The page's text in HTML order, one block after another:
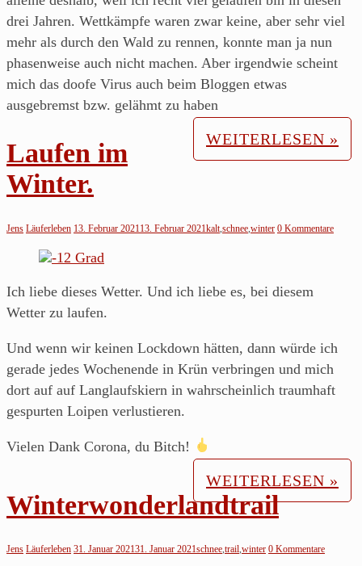
drei Jahren. Wettkämpfe waren zwar keine, aber sehr viel
mehr als durch den Wald zu rennen, konnte man ja nun
phasenweise auch nicht machen. Aber irgendwie scheint
mich das doofe Virus auch beim Bloggen etwas
ausgebremst bzw. gelähmt zu haben
WEITERLESEN »
Laufen im
Winter.
Jens Läuferleben 13. Februar 2021 13. Februar 2021kalt schnee winter 0 Kommentare
Ich liebe dieses Wetter. Und ich liebe es, bei diesem
Wetter zu laufen.
Und wenn wir keinen Lockdown hätten, dann würde ich
gerade jedes Wochenende in Krün verbringen und mich
dort auf auf Langlaufskiern in wahrscheinlich traumhaft
gespurten Loipen verlustieren.
Vielen Dank Corona, du Bitch!
WEITERLESEN »
Winterwonderlandtrail
Jens Läuferleben 31. Januar 202131. Januar 2021schnee trail winter 0 Kommentare